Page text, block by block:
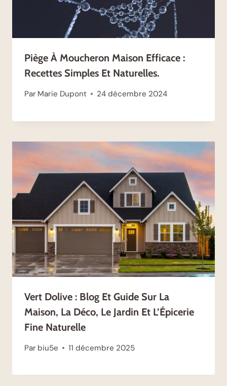
Piège À Moucheron Maison Efficace :
Recettes Simples Et Naturelles.
Par Marie Dupont 24 décembre 2024
Vert Dolive : Blog Et Guide Sur La
Maison, La Déco, Le Jardin Et L’Épicerie
Fine Naturelle
Par biu5e 11 décembre 2025